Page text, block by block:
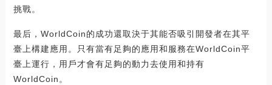
挑戰。
最后，WorldCoin的成功還取決于其能否吸引開發者在其平
臺上構建應用。只有當有足夠的應用和服務在WorldCoin平
臺上運行，用戶才會有足夠的動力去使用和持有
WorldCoin。